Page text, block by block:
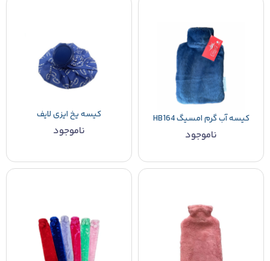
کیسه آب گرم امسیگ HB164
ناموجود
کیسه یخ ایزی لایف
ناموجود